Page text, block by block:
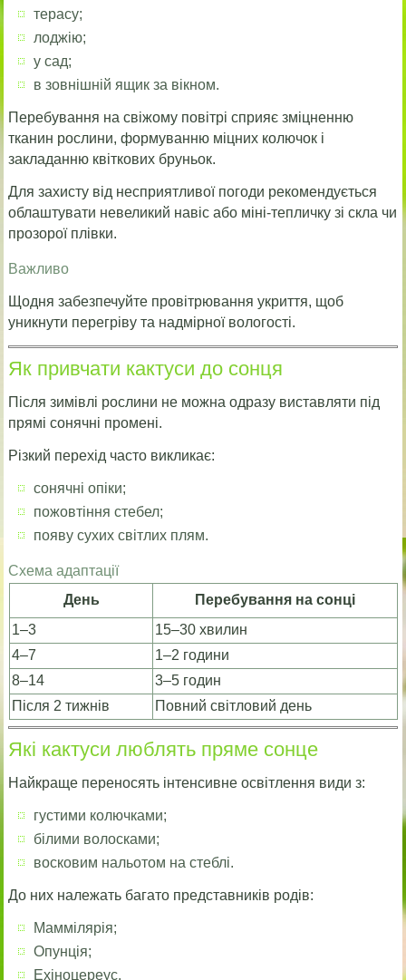
терасу;
лоджію;
у сад;
в зовнішній ящик за вікном.
Перебування на свіжому повітрі сприяє зміцненню
тканин рослини, формуванню міцних колючок і
закладанню квіткових бруньок.
Для захисту від несприятливої погоди рекомендується
облаштувати невеликий навіс або міні-тепличку зі скла чи
прозорої плівки.
Важливо
Щодня забезпечуйте провітрювання укриття, щоб
уникнути перегріву та надмірної вологості.
Як привчати кактуси до сонця
Після зимівлі рослини не можна одразу виставляти під
прямі сонячні промені.
Різкий перехід часто викликає:
сонячні опіки;
пожовтіння стебел;
появу сухих світлих плям.
Схема адаптації
День
Перебування на сонці
1–3
15–30 хвилин
4–7
1–2 години
8–14
3–5 годин
Після 2 тижнів
Повний світловий день
Які кактуси люблять пряме сонце
Найкраще переносять інтенсивне освітлення види з:
густими колючками;
білими волосками;
восковим нальотом на стеблі.
До них належать багато представників родів:
Маммілярія;
Опунція;
Ехіноцереус.